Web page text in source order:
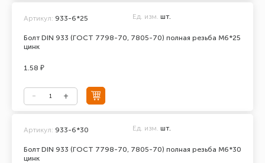
Болт DIN 933 (ГОСТ 7798-70, 7805-70) полная резьба М6*25
цинк
Артикул: 933-6*25 Ед. изм. шт.
1.58 ₽
Болт DIN 933 (ГОСТ 7798-70, 7805-70) полная резьба М6*30
цинк
Артикул: 933-6*30 Ед. изм. шт.